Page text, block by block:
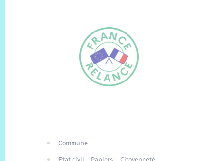
Commune
Etat civil – Papiers – Citoyenneté